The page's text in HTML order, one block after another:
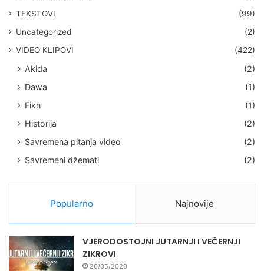
TEKSTOVI
(99)
Uncategorized
(2)
VIDEO KLIPOVI
(422)
Akida
(2)
Dawa
(1)
Fikh
(1)
Historija
(2)
Savremena pitanja video
(2)
Savremeni džemati
(2)
Popularno Najnovije
VJERODOSTOJNI JUTARNJI I VEČERNJI
ZIKROVI
26/05/2020